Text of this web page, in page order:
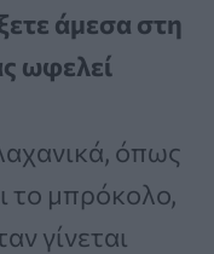
άμεσα στη
ωφελεί
όπως
το μπρόκολο,
γίνεται